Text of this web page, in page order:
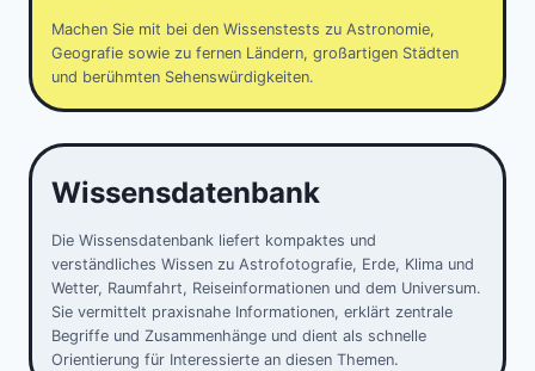
Machen Sie mit bei den Wissenstests zu Astronomie,
Geografie sowie zu fernen Ländern, großartigen Städten
und berühmten Sehenswürdigkeiten.
Wissensdatenbank
Die Wissensdatenbank liefert kompaktes und
verständliches Wissen zu Astrofotografie, Erde, Klima und
Wetter, Raumfahrt, Reiseinformationen und dem Universum.
Sie vermittelt praxisnahe Informationen, erklärt zentrale
Begriffe und Zusammenhänge und dient als schnelle
Orientierung für Interessierte an diesen Themen.